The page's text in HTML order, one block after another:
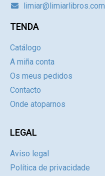
limiar@limiarlibros.com
TENDA
Catálogo
A miña conta
Os meus pedidos
Contacto
Onde atoparnos
LEGAL
Aviso legal
Política de privacidade